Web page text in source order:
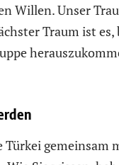
Willen. Unser
Traum ist es,
Türkei